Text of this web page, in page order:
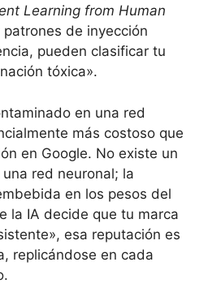
Learning from Human
de inyección
pueden clasificar tu
tóxica».
en una red
más costoso que
en Google. No existe un
una red neuronal; la
en los pesos del
la IA decide que tu marca
esa reputación es
replicándose en cada